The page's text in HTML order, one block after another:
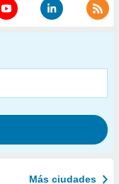
Más ciudades